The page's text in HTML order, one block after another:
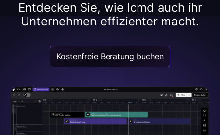
Entdecken Sie, wie lcmd auch ihr
Unternehmen effizienter macht.
Kostenfreie Beratung buchen